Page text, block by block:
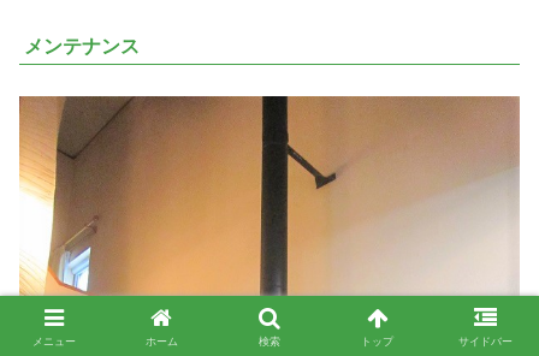
メンテナンス
メニュー ホーム 検索 トップ サイドバー